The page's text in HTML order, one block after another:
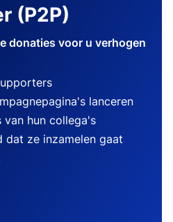
(P2P)
donaties voor u verhogen
lanceren
van hun collega's
dat ze inzamelen gaat